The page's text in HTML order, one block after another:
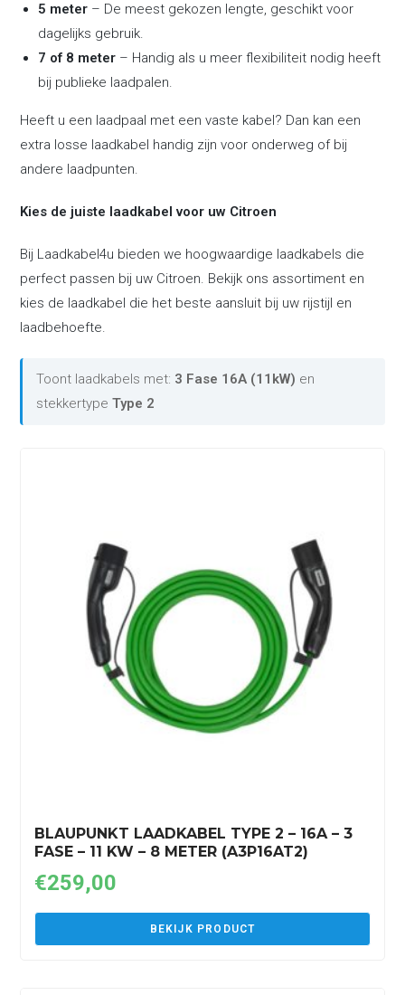
5 meter – De meest gekozen lengte, geschikt voor
dagelijks gebruik.
7 of 8 meter – Handig als u meer flexibiliteit nodig heeft
bij publieke laadpalen.
Heeft u een laadpaal met een vaste kabel? Dan kan een
extra losse laadkabel handig zijn voor onderweg of bij
andere laadpunten.
Kies de juiste laadkabel voor uw Citroen
Bij Laadkabel4u bieden we hoogwaardige laadkabels die
perfect passen bij uw Citroen. Bekijk ons assortiment en
kies de laadkabel die het beste aansluit bij uw rijstijl en
laadbehoefte.
Toont laadkabels met: 3 Fase 16A (11kW) en
stekkertypeType 2
BLAUPUNKT LAADKABEL TYPE 2 – 16A – 3
FASE – 11 KW – 8 METER (A3P16AT2)
€259,00
BEKIJK PRODUCT